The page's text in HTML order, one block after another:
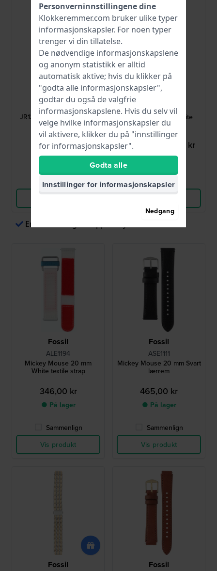
Fossil
AJR1354
JR1354 Nate 24 mm Svart
lærrem
465,00 kr
● På lager
Sammenlign
Fossil
AAM4487
AM4487 20 mm White
Silicone Strap
361,00 kr 274,00 kr
● På lager
Sammenlign
Enkel betaling via Apple Pay
Fossil
ALE1194
Mickey Mouse 20 mm
White textile strap
346,00 kr
● På lager
Sammenlign
Vis produkt
Fossil
ASE1111
Mickey Mouse 20 mm Svart
lærrem
465,00 kr
● På lager
Sammenlign
Vis produkt
Fossil Fossil
Personverninnstillingene dine
Klokkeremmer.com bruker ulike typer
informasjonskapsler. For noen typer
trenger vi din tillatelse.
De nødvendige informasjonskapslene
og anonym statistikk er alltid
automatisk aktive; hvis du klikker på
"godta alle informasjonskapsler",
godtar du også de valgfrie
informasjonskapslene. Hvis du selv vil
velge hvilke informasjonskapsler du
vil aktivere, klikker du på "innstillinger
for informasjonskapsler".
Godta alle
Innstillinger for informasjonskapsler
Nedgang